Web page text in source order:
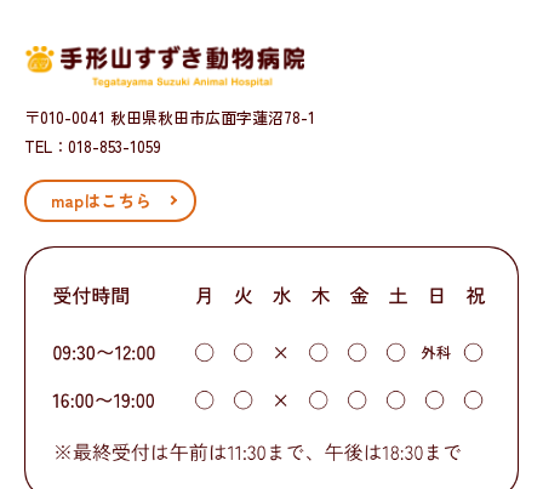
〒010-0041 秋田県秋田市広面字蓮沼78-1
TEL：018-853-1059
mapはこちら